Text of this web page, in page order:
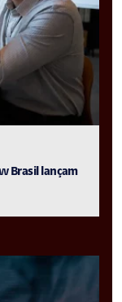
Brasil lançam